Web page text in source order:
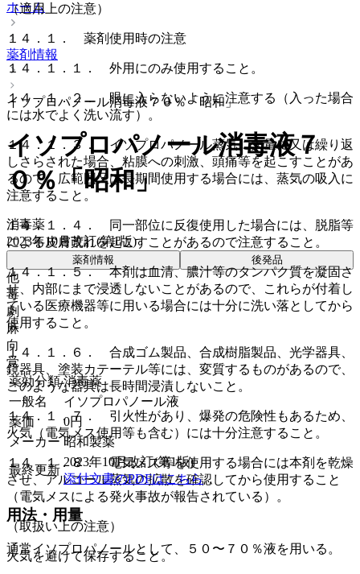
（適用上の注意）
１４．１． 薬剤使用時の注意
１４．１．１． 外用にのみ使用すること。
１４．１．２． 眼に入らないように注意する（入った場合
には水でよく洗い流す）。
１４．１．３． イソプロパノール蒸気に大量に又は繰り返
しさらされた場合、粘膜への刺激、頭痛等を起こすことがあ
るので、広範囲又は長期間使用する場合には、蒸気の吸入に
注意すること。
１４．１．４． 同一部位に反復使用した場合には、脱脂等
による皮膚荒れを起こすことがあるので注意すること。
１４．１．５． 本剤は血清、膿汁等のタンパク質を凝固さ
せ、内部にまで浸透しないことがあるので、これらが付着し
ている医療機器等に用いる場合には十分に洗い落としてから
使用すること。
１４．１．６． 合成ゴム製品、合成樹脂製品、光学器具、
鏡器具、塗装カテーテル等には、変質するものがあるので、
このような器具は長時間浸漬しないこと。
１４．１．７． 引火性があり、爆発の危険性もあるため、
火気（電気メス使用等も含む）には十分注意すること。
１４．１．８． 電気メス等を使用する場合には本剤を乾燥
させ、アルコール蒸気の拡散を確認してから使用すること
（電気メスによる発火事故が報告されている）。
（取扱い上の注意）
火気を避けて保存すること。
ホーム
薬剤情報
イソプロパノール消毒液７０％「昭和」
イソプロパノール消毒液７
０％「昭和」
消毒薬
2023年10月改訂(第1版)
薬剤情報 後発品
他
毒
劇
麻
向
覚
薬効分類 消毒薬
一般名
イソプロパノール液
薬価
0円
メーカー 昭和製薬
最終更新
2023年10月改訂(第1版)
添付文書のPDFはこちら
用法・用量
通常イソプロパノールとして、５０〜７０％液を用いる。